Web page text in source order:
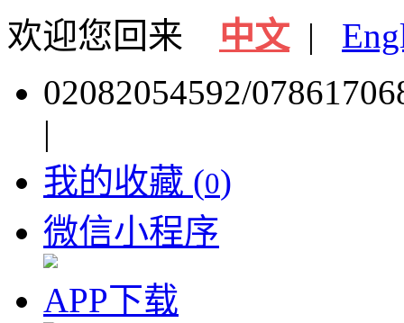
欢迎您回来 中文 |
02082054592/
|
我的收藏 (0)
微信小程序
APP下载